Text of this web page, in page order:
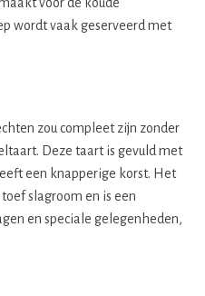
voor de koude
wordt vaak geserveerd met
zou compleet zijn zonder
Deze taart is gevuld met
een knapperige korst. Het
slagroom en is een
en speciale gelegenheden,